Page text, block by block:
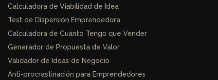
Calculadora de Viabilidad de Idea
Test de Dispersión Emprendedora
Calculadora de Cuánto Tengo que Vender
Generador de Propuesta de Valor
Validador de Ideas de Negocio
Anti-procrastinación para Emprendedores